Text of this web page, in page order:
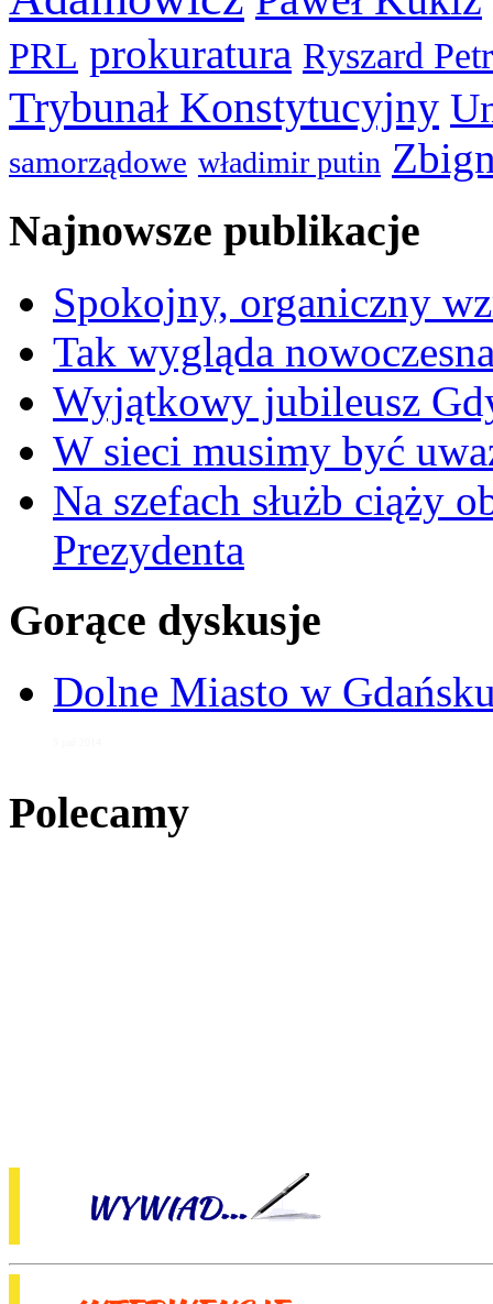
PRL prokuratura Ryszard
Trybunał Konstytucyjny
samorządowe władimir putin
Najnowsze publikacje
Spokojny, organiczny
Tak wygląda
Wyjątkowy jubileusz
W sieci musimy być
Na szefach służb ciąży
Prezydenta
Gorące dyskusje
Dolne Miasto w
Polecamy